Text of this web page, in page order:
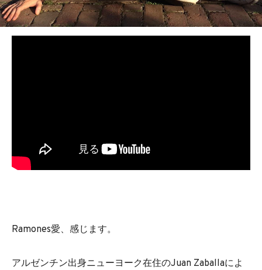
Ramones愛、感じます。
アルゼンチン出身ニューヨーク在住のJuan Zaballaによ